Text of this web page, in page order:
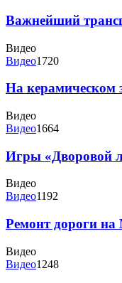
Важнейший
Видео
Видео1720
На керамическом
Видео
Видео1664
Игры «Дворовой
Видео
Видео1192
Ремонт дороги на
Видео
Видео1248